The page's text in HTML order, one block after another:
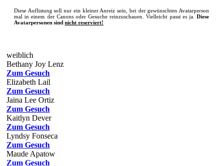
Diese Auflistung soll nur ein kleiner Anreiz sein, bei der gewünschten Avatarperson
mal in einem der Canons oder Gesuche reinzuschauen. Vielleicht passt es ja. Diese
Avatarpersonen sind nicht reserviert!
weiblich
Bethany Joy Lenz
Zum Gesuch
Elizabeth Lail
Zum Gesuch
Jaina Lee Ortiz
Zum Gesuch
Kaitlyn Dever
Zum Gesuch
Lyndsy Fonseca
Zum Gesuch
Maude Apatow
Zum Gesuch